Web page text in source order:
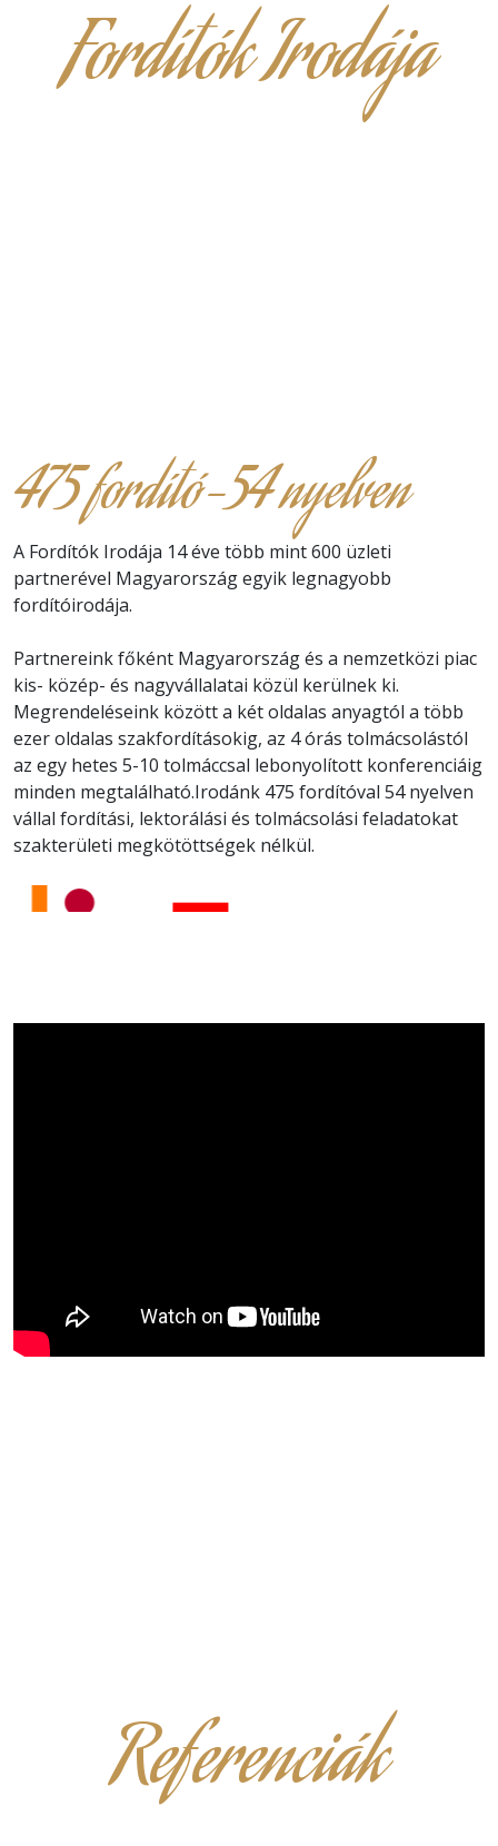
Fordítók Irodája
475 fordító-54 nyelven
A Fordítók Irodája 14 éve több mint 600 üzleti
partnerével Magyarország egyik legnagyobb
fordítóirodája.
Partnereink főként Magyarország és a nemzetközi piac
kis- közép- és nagyvállalatai közül kerülnek ki.
Megrendeléseink között a két oldalas anyagtól a több
ezer oldalas szakfordításokig, az 4 órás tolmácsolástól
az egy hetes 5-10 tolmáccsal lebonyolított konferenciáig
minden megtalálható.Irodánk 475 fordítóval 54 nyelven
vállal fordítási, lektorálási és tolmácsolási feladatokat
szakterületi megkötöttségek nélkül.
Referenciák